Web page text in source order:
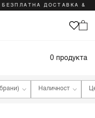
БЕЗПЛАТНА ДОСТАВКА &
0продукта
Наличност